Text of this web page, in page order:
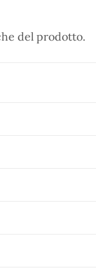
del prodotto.